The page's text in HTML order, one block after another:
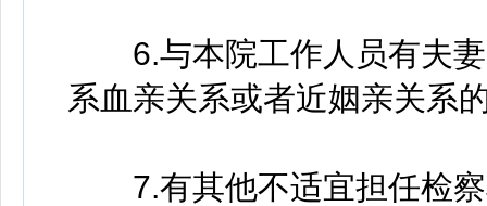
6.与本院工作人员有夫妻
系血亲关系或者近姻亲关系
7.有其他不适宜担任检察